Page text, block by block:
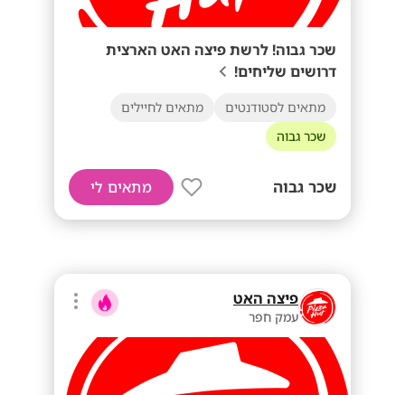
שכר גבוה! לרשת פיצה האט הארצית
דרושים שליחים!
מתאים לסטודנטים
מתאים לחיילים
שכר גבוה
שכר גבוה מתאים לי
פיצה האט
עמק חפר